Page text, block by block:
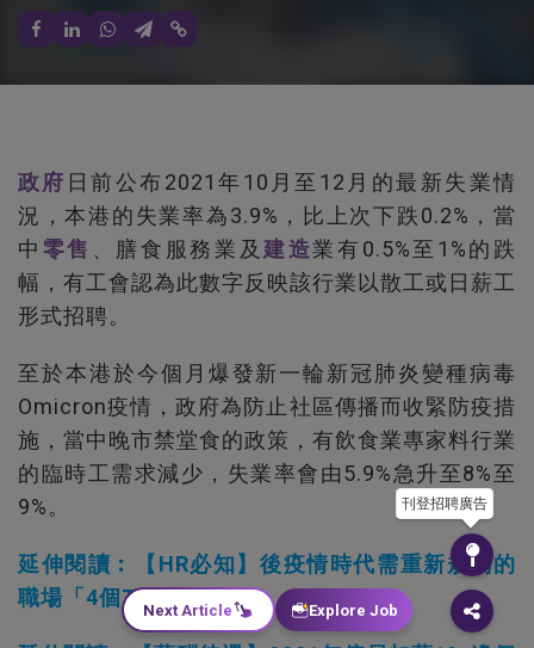
政府 日前公布2021年10月至12月的最新失業情
況，本港的失業率為3.9%，比上次下跌0.2%，當
中 零售 、膳食服務業及建造業有0.5%至1%的跌
幅，有工會認為此數字反映該行業以散工或日薪工
形式招聘。
至於本港於今個月爆發新一輪新冠肺炎變種病毒
Omicron疫情，政府為防止社區傳播而收緊防疫措
施，當中晚市禁堂食的政策，有飲食業專家料行業
的臨時工需求減少，失業率會由5.9%急升至8%至
9%。
延伸閱讀︰【HR必知】後疫情時代需重新規劃的
職場「4個T」
刊登招聘廣告
Next Article Explore Job